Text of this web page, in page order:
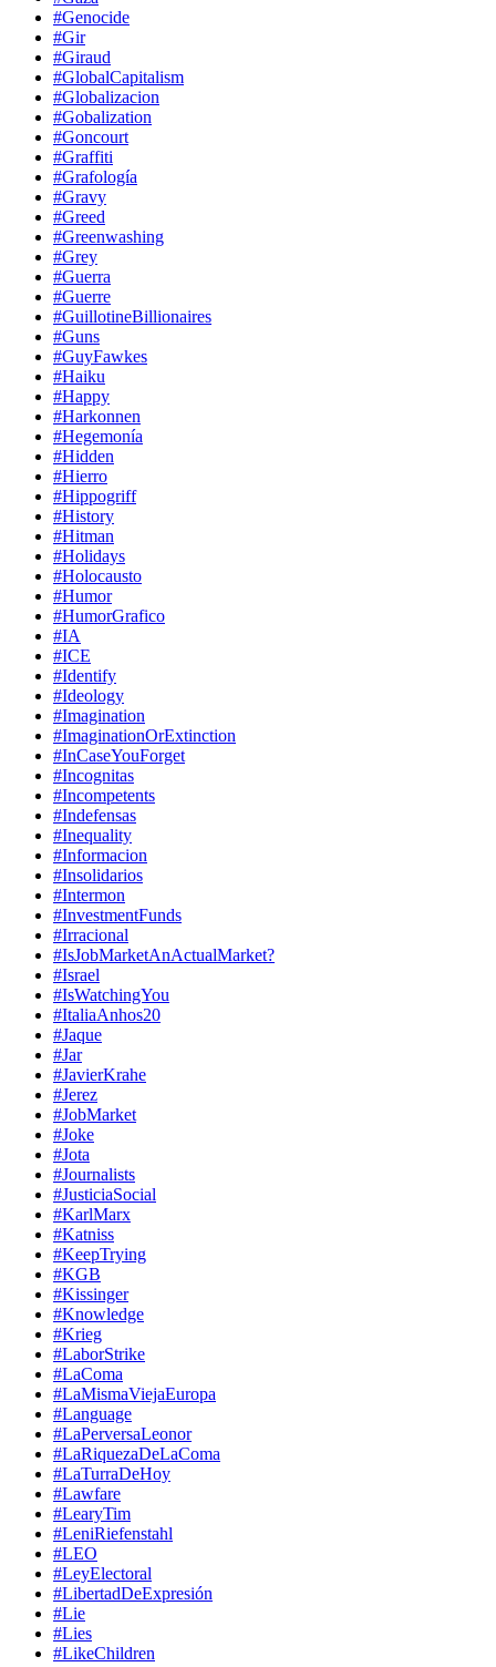
#Genocide
#Gir
#Giraud
#GlobalCapitalism
#Globalizacion
#Gobalization
#Goncourt
#Graffiti
#Grafología
#Gravy
#Greed
#Greenwashing
#Grey
#Guerra
#Guerre
#GuillotineBillionaires
#Guns
#GuyFawkes
#Haiku
#Happy
#Harkonnen
#Hegemonía
#Hidden
#Hierro
#Hippogriff
#History
#Hitman
#Holidays
#Holocausto
#Humor
#HumorGrafico
#IA
#ICE
#Identify
#Ideology
#Imagination
#ImaginationOrExtinction
#InCaseYouForget
#Incognitas
#Incompetents
#Indefensas
#Inequality
#Informacion
#Insolidarios
#Intermon
#InvestmentFunds
#Irracional
#IsJobMarketAnActualMarket?
#Israel
#IsWatchingYou
#ItaliaAnhos20
#Jaque
#Jar
#JavierKrahe
#Jerez
#JobMarket
#Joke
#Jota
#Journalists
#JusticiaSocial
#KarlMarx
#Katniss
#KeepTrying
#KGB
#Kissinger
#Knowledge
#Krieg
#LaborStrike
#LaComa
#LaMismaViejaEuropa
#Language
#LaPerversaLeonor
#LaRiquezaDeLaComa
#LaTurraDeHoy
#Lawfare
#LearyTim
#LeniRiefenstahl
#LEO
#LeyElectoral
#LibertadDeExpresión
#Lie
#Lies
#LikeChildren